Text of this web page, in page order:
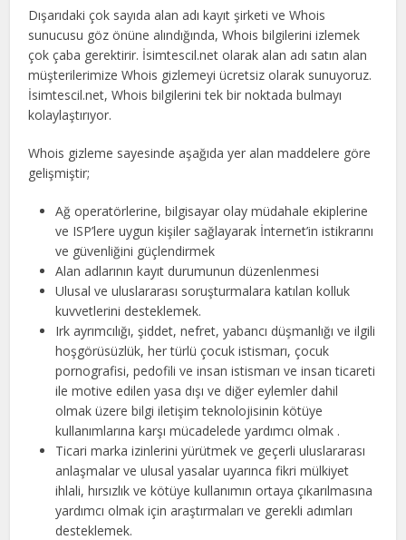
Dışarıdaki çok sayıda alan adı kayıt şirketi ve Whois
sunucusu göz önüne alındığında, Whois bilgilerini izlemek
çok çaba gerektirir. İsimtescil.net olarak alan adı satın alan
müşterilerimize Whois gizlemeyi ücretsiz olarak sunuyoruz.
İsimtescil.net, Whois bilgilerini tek bir noktada bulmayı
kolaylaştırıyor.
Whois gizleme sayesinde aşağıda yer alan maddelere göre
gelişmiştir;
Ağ operatörlerine, bilgisayar olay müdahale ekiplerine
ve ISP’lere uygun kişiler sağlayarak İnternet’in istikrarını
ve güvenliğini güçlendirmek
Alan adlarının kayıt durumunun düzenlenmesi
Ulusal ve uluslararası soruşturmalara katılan kolluk
kuvvetlerini desteklemek.
Irk ayrımcılığı, şiddet, nefret, yabancı düşmanlığı ve ilgili
hoşgörüsüzlük, her türlü çocuk istismarı, çocuk
pornografisi, pedofili ve insan istismarı ve insan ticareti
ile motive edilen yasa dışı ve diğer eylemler dahil
olmak üzere bilgi iletişim teknolojisinin kötüye
kullanımlarına karşı mücadelede yardımcı olmak .
Ticari marka izinlerini yürütmek ve geçerli uluslararası
anlaşmalar ve ulusal yasalar uyarınca fikri mülkiyet
ihlali, hırsızlık ve kötüye kullanımın ortaya çıkarılmasına
yardımcı olmak için araştırmaları ve gerekli adımları
desteklemek.